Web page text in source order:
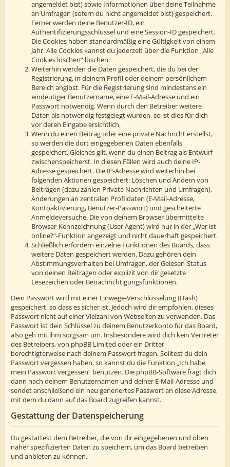
angemeldet bist) sowie Informationen über deine Teilnahme
an Umfragen (sofern du nicht angemeldet bist) gespeichert.
Ferner werden deine Benutzer-ID, ein
Authentifizierungsschlüssel und eine Session-ID gespeichert.
Die Cookies haben standardmäßig eine Gültigkeit von einem
Jahr. Alle Cookies kannst du jederzeit über die Funktion „Alle
Cookies löschen“ löschen.
Weiterhin werden die Daten gespeichert, die du bei der
Registrierung, in deinem Profil oder deinem persönlichem
Bereich angibst. Für die Registrierung sind mindestens ein
eindeutiger Benutzername, eine E-Mail-Adresse und ein
Passwort notwendig. Wenn durch den Betreiber weitere
Daten als notwendig festgelegt wurden, so ist dies für dich
vor deren Eingabe ersichtlich.
Wenn du einen Beitrag oder eine private Nachricht erstellst,
so werden die dort eingegebenen Daten ebenfalls
gespeichert. Gleiches gilt, wenn du einen Beitrag als Entwurf
zwischenspeicherst. In diesen Fällen wird auch deine IP-
Adresse gespeichert. Die IP-Adresse wird weiterhin bei
folgenden Aktionen gespeichert: Löschen und Ändern von
Beiträgen (dazu zählen Private Nachrichten und Umfragen),
Änderungen an zentralen Profildaten (E-Mail-Adresse,
Kontoaktivierung, Benutzer-Passwort) und gescheiterte
Anmeldeversuche. Die von deinem Browser übermittelte
Browser-Kennzeichnung (User Agent) wird nur in der „Wer ist
online?“-Funktion angezeigt und nicht dauerhaft gespeichert.
Schließlich erfordern einzelne Funktionen des Boards, dass
weitere Daten gespeichert werden. Dazu gehören dein
Abstimmungsverhalten bei Umfragen, der Gelesen-Status
von deinen Beiträgen oder explizit von dir gesetzte
Lesezeichen oder Benachrichtigungsfunktionen.
Dein Passwort wird mit einer Einwege-Verschlüsselung (Hash)
gespeichert, so dass es sicher ist. Jedoch wird dir empfohlen, dieses
Passwort nicht auf einer Vielzahl von Webseiten zu verwenden. Das
Passwort ist dein Schlüssel zu deinem Benutzerkonto für das Board,
also geh mit ihm sorgsam um. Insbesondere wird dich kein Vertreter
des Betreibers, von phpBB Limited oder ein Dritter
berechtigterweise nach deinem Passwort fragen. Solltest du dein
Passwort vergessen haben, so kannst du die Funktion „Ich habe
mein Passwort vergessen“ benutzen. Die phpBB-Software fragt dich
dann nach deinem Benutzernamen und deiner E-Mail-Adresse und
sendet anschließend ein neu generiertes Passwort an diese Adresse,
mit dem du dann auf das Board zugreifen kannst.
Gestattung der Datenspeicherung
Du gestattest dem Betreiber, die von dir eingegebenen und oben
näher spezifizierten Daten zu speichern, um das Board betreiben
und anbieten zu können.